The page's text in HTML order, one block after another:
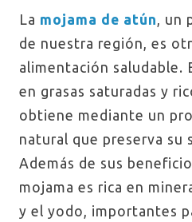
La mojama de atún, un
de nuestra región, es
alimentación saludable.
en grasas saturadas y
obtiene mediante un
natural que preserva su
Además de sus
mojama es rica en
y el yodo, importantes